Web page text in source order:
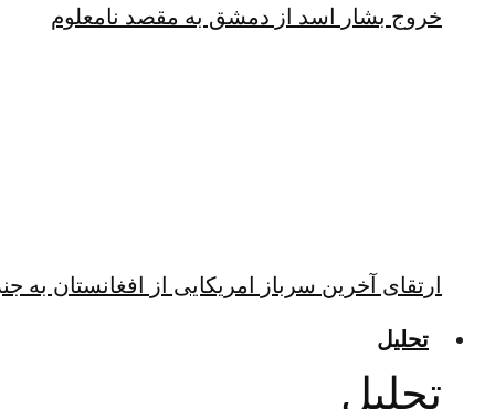
خروج بشار اسد از دمشق به مقصد نامعلوم
ارتقای آخرین سرباز امریکایی از افغانستان به
تحلیل
تحلیل